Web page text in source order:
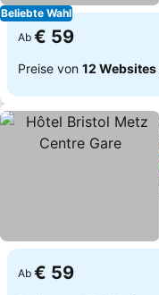
Beliebte Wahl
Ab € 59
Preise von 12 Websites
Ab € 59